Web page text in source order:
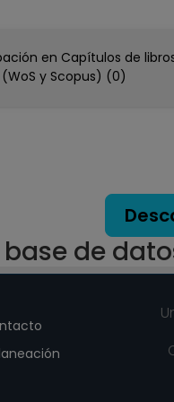
en Capítulos de
(WoS y Scopus) (0)
de